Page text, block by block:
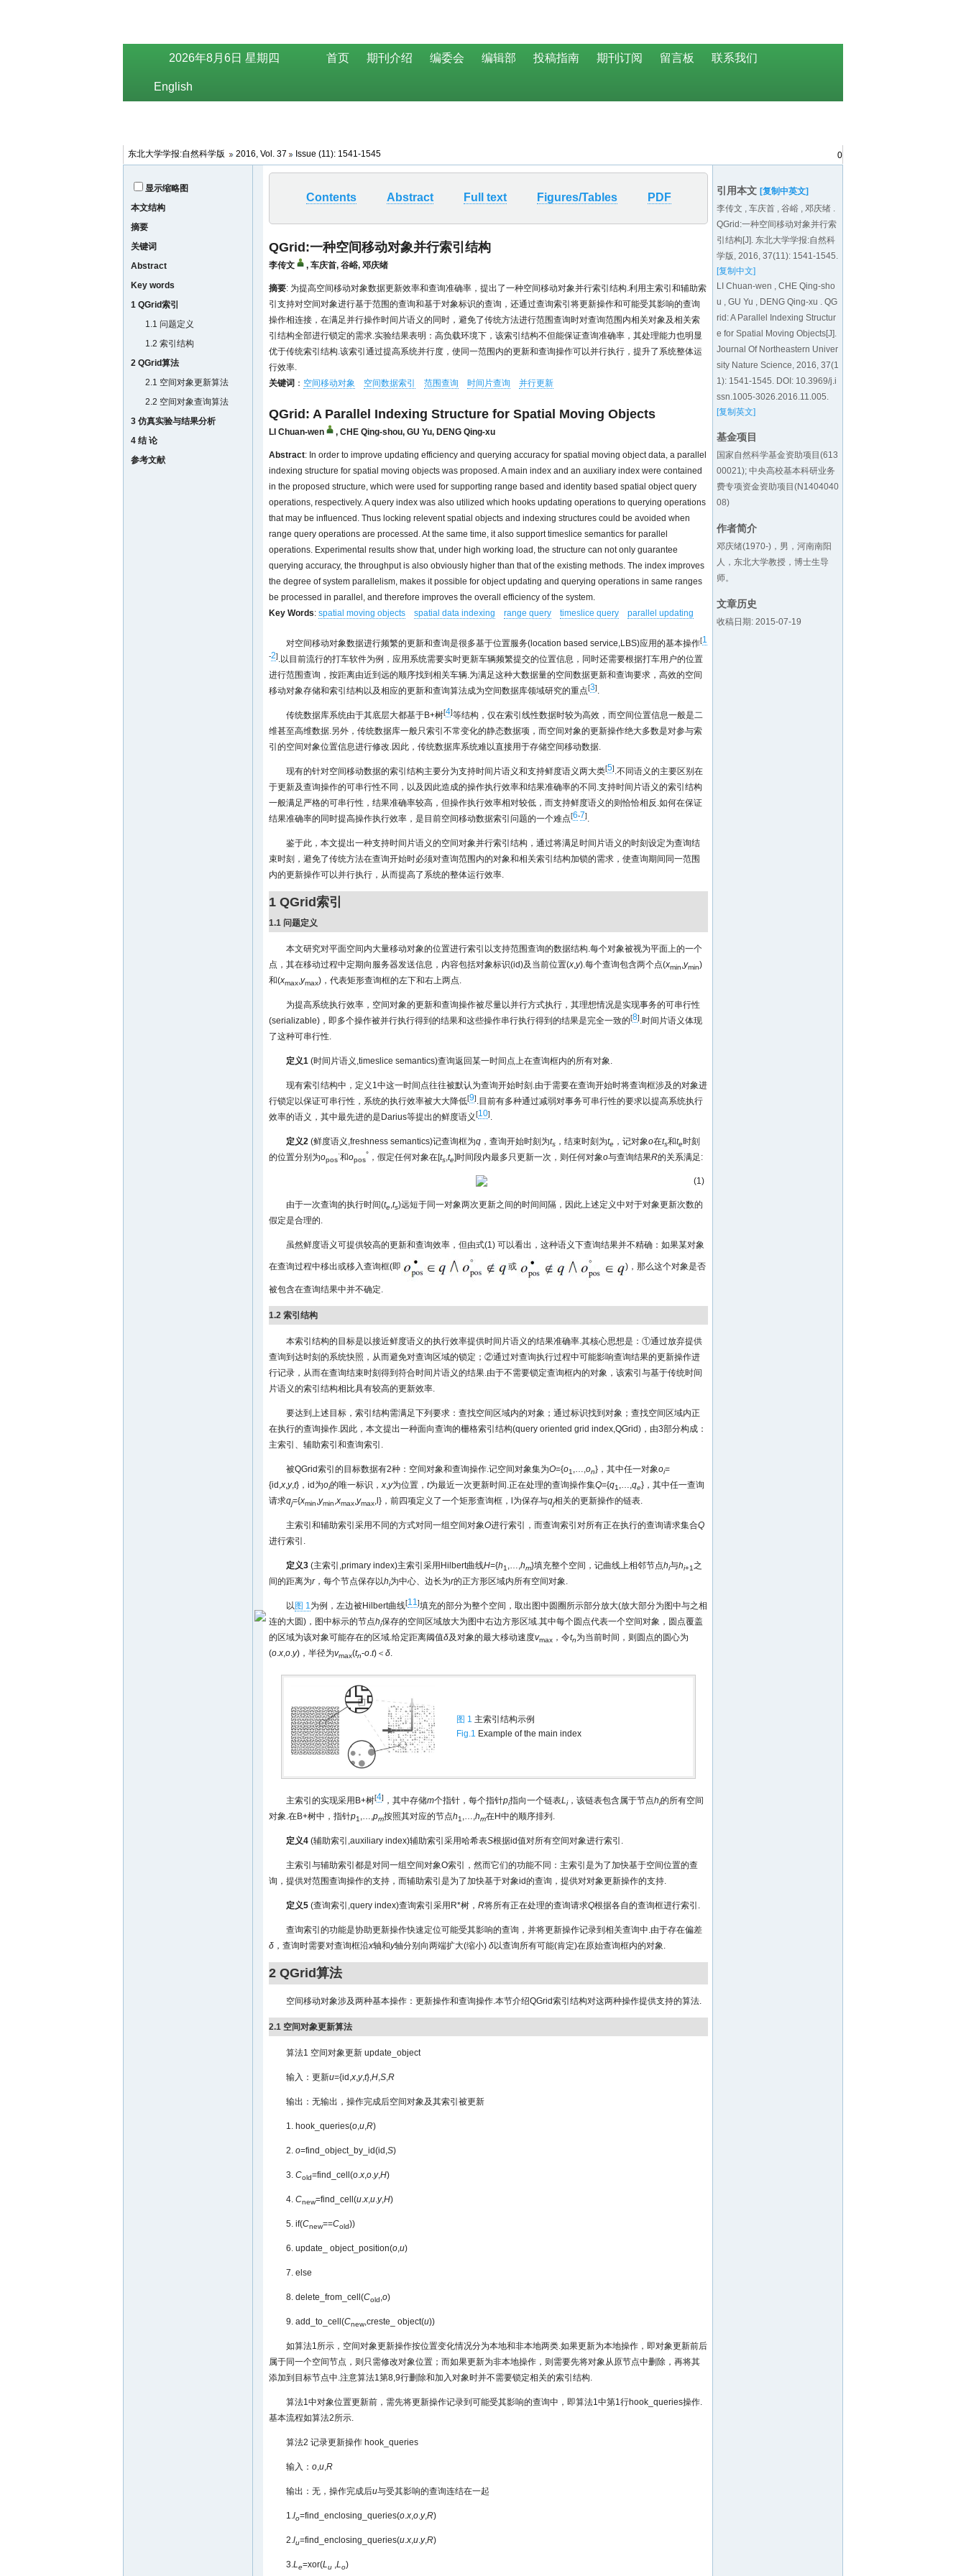
东北大学学报:自然科学版 2016, Vol. 37 Issue (11): 1541-1545 0
显示缩略图
本文结构
摘要
关键词
Abstract
Key words
1 QGrid索引
1.1 问题定义
1.2 索引结构
2 QGrid算法
2.1 空间对象更新算法
2.2 空间对象查询算法
3 仿真实验与结果分析
4 结 论
参考文献
引用本文 [复制中英文]
李传文 , 车庆首 , 谷峪 , 邓庆绪 .
QGrid:一种空间移动对象并行索
引结构[J]. 东北大学学报:自然科
学版, 2016, 37(11): 1541-1545.
[复制中文]
LI Chuan-wen , CHE Qing-sho
u , GU Yu , DENG Qing-xu . QG
rid: A Parallel Indexing Structur
e for Spatial Moving Objects[J].
Journal Of Northeastern Univer
sity Nature Science, 2016, 37(1
1): 1541-1545. DOI: 10.3969/j.i
ssn.1005-3026.2016.11.005.
[复制英文]
基金项目
国家自然科学基金资助项目(613
00021); 中央高校基本科研业务
费专项资金资助项目(N1404040
08)
作者简介
邓庆绪(1970-)，男，河南南阳
人，东北大学教授，博士生导
师。
文章历史
收稿日期: 2015-07-19
Contents Abstract Full text Figures/Tables PDF
QGrid:一种空间移动对象并行索引结构
李传文 , 车庆首, 谷峪, 邓庆绪
摘要: 为提高空间移动对象数据更新效率和查询准确率，提出了一种空间移动对象并行索引结构.利用主索引和辅助索
引支持对空间对象进行基于范围的查询和基于对象标识的查询，还通过查询索引将更新操作和可能受其影响的查询
操作相连接，在满足并行操作时间片语义的同时，避免了传统方法进行范围查询时对查询范围内相关对象及相关索
引结构全部进行锁定的需求.实验结果表明：高负载环境下，该索引结构不但能保证查询准确率，其处理能力也明显
优于传统索引结构.该索引通过提高系统并行度，使同一范围内的更新和查询操作可以并行执行，提升了系统整体运
行效率.
关键词 ： 空间移动对象 空间数据索引 范围查询 时间片查询 并行更新
QGrid: A Parallel Indexing Structure for Spatial Moving Objects
LI Chuan-wen , CHE Qing-shou, GU Yu, DENG Qing-xu
Abstract: In order to improve updating efficiency and querying accuracy for spatial moving object data, a parallel
indexing structure for spatial moving objects was proposed. A main index and an auxiliary index were contained
in the proposed structure, which were used for supporting range based and identity based spatial object query
operations, respectively. A query index was also utilized which hooks updating operations to querying operations
that may be influenced. Thus locking relevent spatial objects and indexing structures could be avoided when
range query operations are processed. At the same time, it also support timeslice semantics for parallel
operations. Experimental results show that, under high working load, the structure can not only guarantee
querying accuracy, the throughput is also obviously higher than that of the existing methods. The index improves
the degree of system parallelism, makes it possible for object updating and querying operations in same ranges
be processed in parallel, and therefore improves the overall efficiency of the system.
Key Words: spatial moving objects spatial data indexing range query timeslice query parallel updating
对空间移动对象数据进行频繁的更新和查询是很多基于位置服务(location based service,LBS)应用的基本操作[1
-2].以目前流行的打车软件为例，应用系统需要实时更新车辆频繁提交的位置信息，同时还需要根据打车用户的位置
进行范围查询，按距离由近到远的顺序找到相关车辆.为满足这种大数据量的空间数据更新和查询要求，高效的空间
移动对象存储和索引结构以及相应的更新和查询算法成为空间数据库领域研究的重点[3].
传统数据库系统由于其底层大都基于B+树[4]等结构，仅在索引线性数据时较为高效，而空间位置信息一般是二
维甚至高维数据.另外，传统数据库一般只索引不常变化的静态数据项，而空间对象的更新操作绝大多数是对参与索
引的空间对象位置信息进行修改.因此，传统数据库系统难以直接用于存储空间移动数据.
现有的针对空间移动数据的索引结构主要分为支持时间片语义和支持鲜度语义两大类[5].不同语义的主要区别在
于更新及查询操作的可串行性不同，以及因此造成的操作执行效率和结果准确率的不同.支持时间片语义的索引结构
一般满足严格的可串行性，结果准确率较高，但操作执行效率相对较低，而支持鲜度语义的则恰恰相反.如何在保证
结果准确率的同时提高操作执行效率，是目前空间移动数据索引问题的一个难点[6-7].
鉴于此，本文提出一种支持时间片语义的空间对象并行索引结构，通过将满足时间片语义的时刻设定为查询结
束时刻，避免了传统方法在查询开始时必须对查询范围内的对象和相关索引结构加锁的需求，使查询期间同一范围
内的更新操作可以并行执行，从而提高了系统的整体运行效率.
1 QGrid索引
1.1 问题定义
本文研究对平面空间内大量移动对象的位置进行索引以支持范围查询的数据结构.每个对象被视为平面上的一个
点，其在移动过程中定期向服务器发送信息，内容包括对象标识(id)及当前位置(x,y).每个查询包含两个点(xmin,ymin)
和(xmax,ymax)，代表矩形查询框的左下和右上两点.
为提高系统执行效率，空间对象的更新和查询操作被尽量以并行方式执行，其理想情况是实现事务的可串行性
(serializable)，即多个操作被并行执行得到的结果和这些操作串行执行得到的结果是完全一致的[8].时间片语义体现
了这种可串行性.
定义1 (时间片语义,timeslice semantics)查询返回某一时间点上在查询框内的所有对象.
现有索引结构中，定义1中这一时间点往往被默认为查询开始时刻.由于需要在查询开始时将查询框涉及的对象进
行锁定以保证可串行性，系统的执行效率被大大降低[9].目前有多种通过减弱对事务可串行性的要求以提高系统执行
效率的语义，其中最先进的是Darius等提出的鲜度语义[10].
定义2 (鲜度语义,freshness semantics)记查询框为q ，查询开始时刻为ts ，结束时刻为te ，记对象o在ts和te时刻
的位置分别为opos
·和opos
° ，假定任何对象在[ts,te]时间段内最多只更新一次，则任何对象o与查询结果R的关系满足:
(1)
由于一次查询的执行时间(te,ts)远短于同一对象两次更新之间的时间间隔，因此上述定义中对于对象更新次数的
假定是合理的.
虽然鲜度语义可提供较高的更新和查询效率，但由式(1) 可以看出，这种语义下查询结果并不精确：如果某对象
在查询过程中移出或移入查询框(即 或 )，那么这个对象是否
被包含在查询结果中并不确定.
1.2 索引结构
本索引结构的目标是以接近鲜度语义的执行效率提供时间片语义的结果准确率.其核心思想是：①通过放弃提供
查询到达时刻的系统快照，从而避免对查询区域的锁定；②通过对查询执行过程中可能影响查询结果的更新操作进
行记录，从而在查询结束时刻得到符合时间片语义的结果.由于不需要锁定查询框内的对象，该索引与基于传统时间
片语义的索引结构相比具有较高的更新效率.
要达到上述目标，索引结构需满足下列要求：查找空间区域内的对象；通过标识找到对象；查找空间区域内正
在执行的查询操作.因此，本文提出一种面向查询的栅格索引结构(query oriented grid index,QGrid)，由3部分构成：
主索引、辅助索引和查询索引.
被QGrid索引的目标数据有2种：空间对象和查询操作.记空间对象集为O={o1,…,on}，其中任一对象oi=
{id,x,y,t}，id为oi的唯一标识，x,y为位置， t为最近一次更新时间.正在处理的查询操作集Q={q1,…,qe}，其中任一查询
请求qj={xmin,ymin,xmax,ymax,l}，前四项定义了一个矩形查询框，l为保存与qj相关的更新操作的链表.
主索引和辅助索引采用不同的方式对同一组空间对象O进行索引，而查询索引对所有正在执行的查询请求集合Q
进行索引.
定义3 (主索引,primary index)主索引采用Hilbert曲线H={h1,…,hm}填充整个空间，记曲线上相邻节点hi与hi+1之
间的距离为r，每个节点保存以hi为中心、边长为r的正方形区域内所有空间对象.
以 图 1为例，左边被Hilbert曲线[11]填充的部分为整个空间，取出图中圆圈所示部分放大(放大部分为图中与之相
连的大圆)，图中标示的节点hi保存的空间区域放大为图中右边方形区域.其中每个圆点代表一个空间对象，圆点覆盖
的区域为该对象可能存在的区域.给定距离阈值δ及对象的最大移动速度vmax ，令tn为当前时间，则圆点的圆心为
(o.x,o.y)，半径为vmax(tn-o.t)＜ δ.
图 1 主索引结构示例
Fig.1 Example of the main index
主索引的实现采用B+树[4] ，其中存储m个指针，每个指针pi指向一个链表Li，该链表包含属于节点hi的所有空间
对象.在B+树中，指针p1,…,pm按照其对应的节点h1,…,hm在H中的顺序排列.
定义4 (辅助索引,auxiliary index)辅助索引采用哈希表S根据id值对所有空间对象进行索引.
主索引与辅助索引都是对同一组空间对象O索引，然而它们的功能不同：主索引是为了加快基于空间位置的查
询，提供对范围查询操作的支持，而辅助索引是为了加快基于对象id的查询，提供对对象更新操作的支持.
定义5 (查询索引,query index)查询索引采用R*树， R将所有正在处理的查询请求Q根据各自的查询框进行索引.
查询索引的功能是协助更新操作快速定位可能受其影响的查询，并将更新操作记录到相关查询中.由于存在偏差
δ ，查询时需要对查询框沿x轴和y轴分别向两端扩大(缩小) δ以查询所有可能(肯定)在原始查询框内的对象.
2 QGrid算法
空间移动对象涉及两种基本操作：更新操作和查询操作.本节介绍QGrid索引结构对这两种操作提供支持的算法.
2.1 空间对象更新算法
算法1 空间对象更新 update_object
输入：更新u={id,x,y,t},H,S,R
输出：无输出，操作完成后空间对象及其索引被更新
1. hook_queries(o,u,R)
2. o=find_object_by_id(id,S)
3. Cold=find_cell(o.x,o.y,H)
4. Cnew=find_cell(u.x,u.y,H)
5. if(Cnew==Cold))
6. update_ object_position(o,u)
7. else
8. delete_from_cell(Cold ,o)
9. add_to_cell(Cnew,creste_ object(u))
如算法1所示，空间对象更新操作按位置变化情况分为本地和非本地两类.如果更新为本地操作，即对象更新前后
属于同一个空间节点，则只需修改对象位置；而如果更新为非本地操作，则需要先将对象从原节点中删除，再将其
添加到目标节点中.注意算法1第8,9行删除和加入对象时并不需要锁定相关的索引结构.
算法1中对象位置更新前，需先将更新操作记录到可能受其影响的查询中，即算法1中第1行hook_queries操作.
基本流程如算法2所示.
算法2 记录更新操作 hook_queries
输入： o,u,R
输出：无，操作完成后u与受其影响的查询连结在一起
1.lo=find_enclosing_queries(o.x,o.y,R)
2.lu=find_enclosing_queries(u.x,u.y,R)
3.Le=xor(Lu ,Lo)